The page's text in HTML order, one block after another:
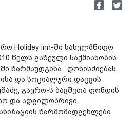
Holidey inn-ში სახელმწიფო
წელს გაწეული საქმიანობის
წარმაუდგინა. ღონისძიებას
და სოციალური დაცვის
გაერო-ს ბავშვთა ფონდის
და ადგილობრივი
წარმომადგენლები